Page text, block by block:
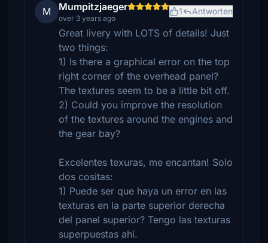
M Mumpitzjaeger
over 3 years ago
1 Antworten
Great livery with LOTS of details! Just
two things:
1) Is there a graphical error on the top
right corner of the overhead panel?
The textures seem to be a little bit off.
2) Could you improve the resolution
of the textures around the engines and
the gear bay?
Excelentes texuras, me encantan! Solo
dos cositas:
1) Puede ser que haya un error en las
texturas en la parte superior derecha
del panel superior? Tengo las texturas
superpuestas ahí.